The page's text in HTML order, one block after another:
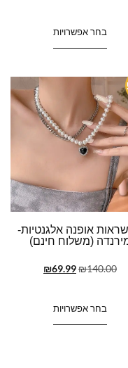
בחר אפשרויות
אופנה אלגנטיות-
(משלוח חינם)
₪140.00
₪69.99
בחר אפשרויות